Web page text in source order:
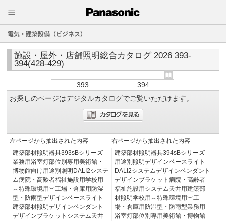
電気・建築設備（ビジネス）
施設・屋外・店舗照明総合カタログ 2026 393-
394(428-429)
393
394
お探しのページはデジタルカタログでご覧いただけます。
左ページから抽出された内容
建築部材照明器具393sBシリーズ
業務用浴室灯部位別専用美術館・
博物館向け用途別照明DALI2システ
ム病院・高齢者福祉施設用学校用
︵特殊環境用︶工場・倉庫用防湿
型・防雨型デザインベースライト
建築部材照明デザインペンダント
デザインブラケットシステム天井
右ページから抽出された内容
建築部材照明器具394sBシリーズ
用途別照明デザインベースライト
DALI2システムデザインペンダント
デザインブラケット病院・高齢者
福祉施設用システム天井用建築部
材照明学校用︵特殊環境用︶工
場・倉庫用防湿型・防雨型業務用
浴室灯部位別専用美術館・博物館